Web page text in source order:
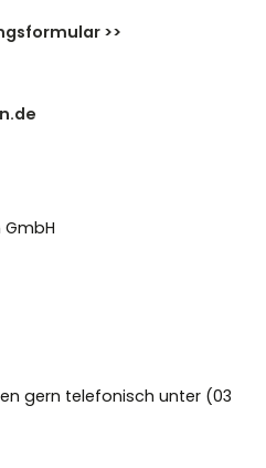
>>
GmbH
gern telefonisch unter (03